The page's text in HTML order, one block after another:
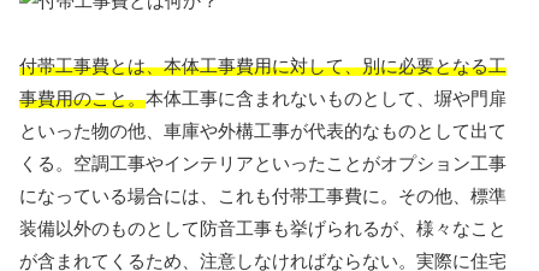
付帯工事費とは、本体工事費用に対して、別に必要となる工
事費用のこと。本体工事に含まれないものとして、塀や門扉
といった物の他、車庫や外構工事が代表的なものとして出て
くる。空調工事やインテリアといったことがオプション工事
になっている場合には、これも付帯工事費に。その他、標準
装備以外のものとして防音工事も挙げられるが、様々なこと
が含まれてくるため、注意しなければならない。実際に住宅